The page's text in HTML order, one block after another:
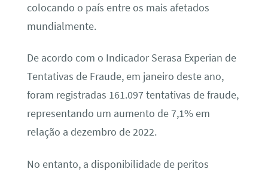
colocando o país entre os mais afetados
mundialmente.
De acordo com o Indicador Serasa Experian de
Tentativas de Fraude, em janeiro deste ano,
foram registradas 161.097 tentativas de fraude,
representando um aumento de 7,1% em
relação a dezembro de 2022.
No entanto, a disponibilidade de peritos